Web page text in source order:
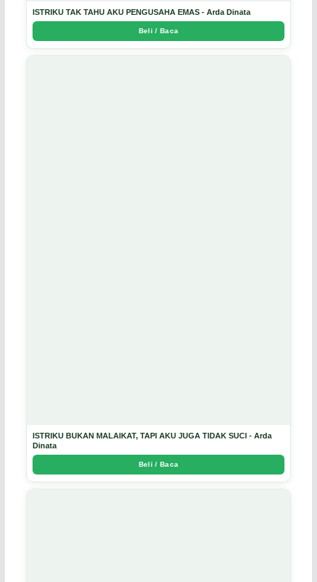
ISTRIKU TAK TAHU AKU PENGUSAHA EMAS - Arda Dinata
Beli / Baca
ISTRIKU BUKAN MALAIKAT, TAPI AKU JUGA TIDAK SUCI - Arda
Dinata
Beli / Baca